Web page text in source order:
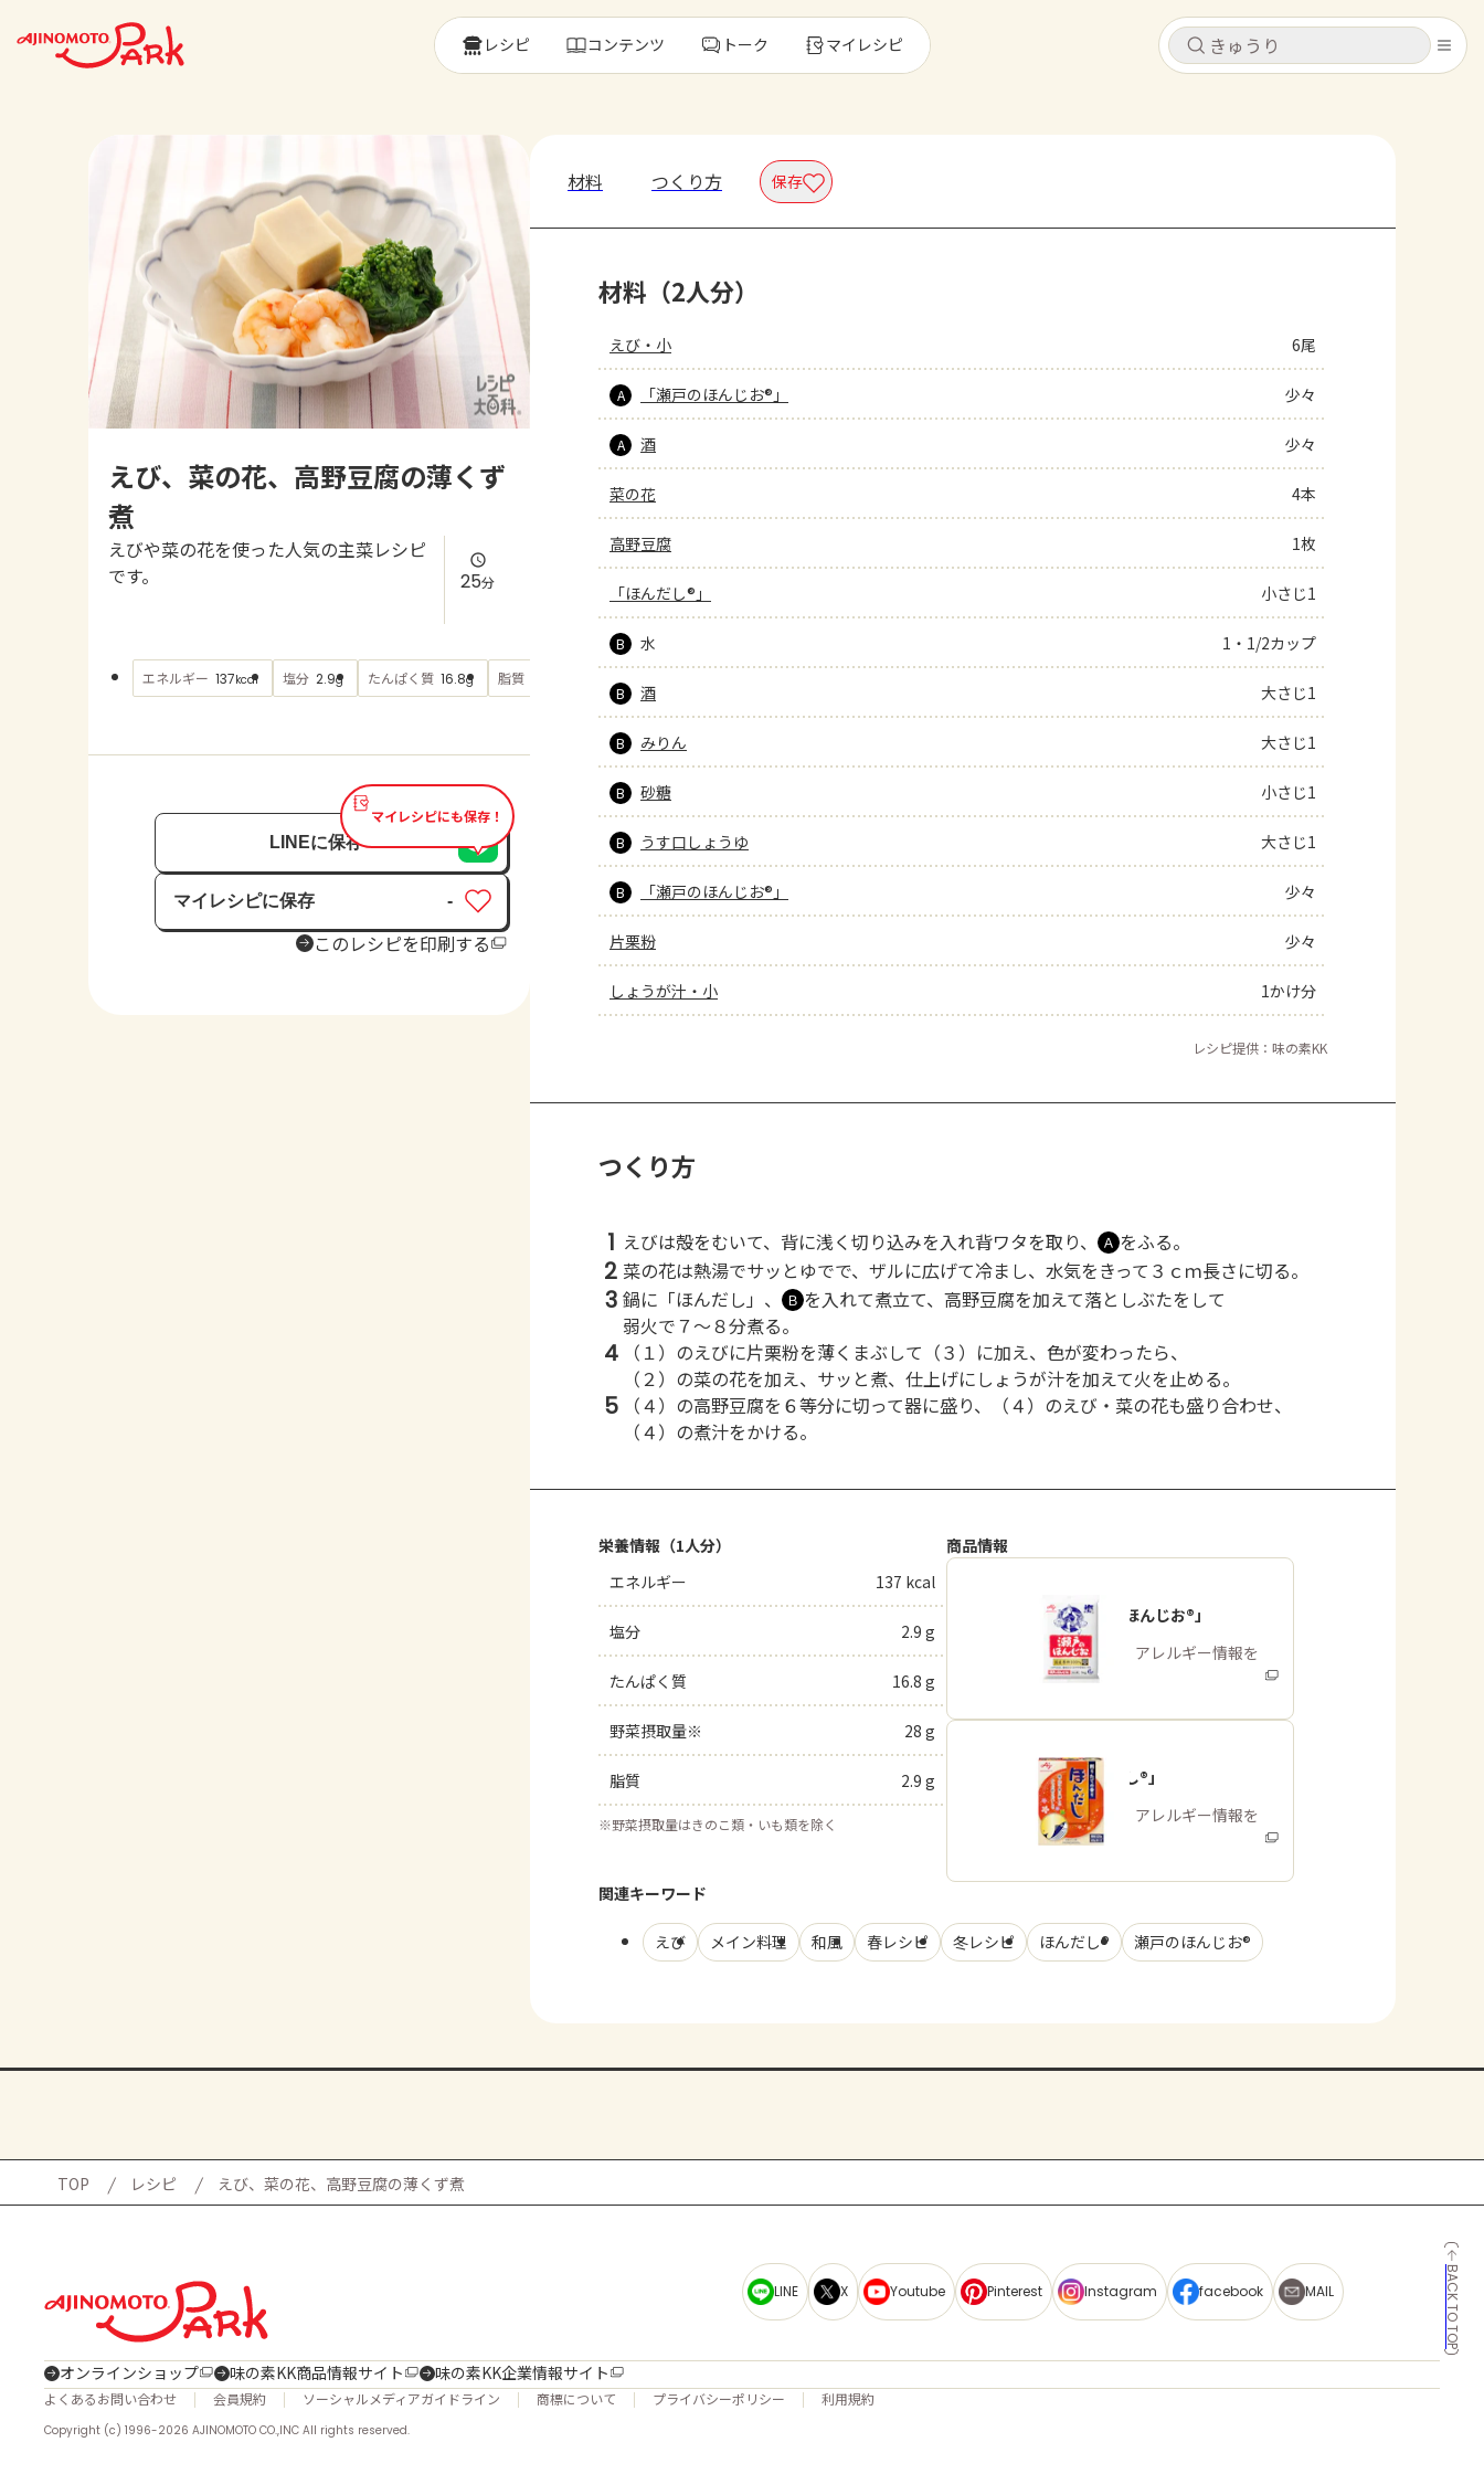
キャンセル
レシピ
トーク
よくあるお問い合わせ
AJINOMOTO PARK とは
キャンセル
レシピ コンテンツ トーク マイレシピ
えび、菜の花、高野豆腐の薄くず
煮
えびや菜の花を使った人気の主菜レシピ
です。
25分
エネルギー 137kcal 塩分 2.9g たんぱく質 16.8g 脂質 もっと見る
マイレシピにも保存！
LINEに保存
マイレシピに保存
保存済み
-
このレシピを印刷する
材料 つくり方 保存
材料（2人分）
えび・小 6尾
A 「瀬戸のほんじお®」 少々
A 酒 少々
菜の花 4本
高野豆腐 1枚
「ほんだし®」 小さじ1
B 水 1・1/2カップ
B 酒 大さじ1
B みりん 大さじ1
B 砂糖 小さじ1
B うす口しょうゆ 大さじ1
B 「瀬戸のほんじお®」 少々
片栗粉 少々
しょうが汁・小 1かけ分
レシピ提供：味の素KK
つくり方
1 えびは殻をむいて、背に浅く切り込みを入れ背ワタを取り、 Ａ をふる。
2 菜の花は熱湯でサッとゆでで、ザルに広げて冷まし、水気をきって３ｃｍ長さに切る。
3 鍋に「ほんだし」、 Ｂ を入れて煮立て、高野豆腐を加えて落としぶたをして
弱火で７～８分煮る。
4
（１）のえびに片栗粉を薄くまぶして（３）に加え、色が変わったら、
（２）の菜の花を加え、サッと煮、仕上げにしょうが汁を加えて火を止める。
5
（４）の高野豆腐を６等分に切って器に盛り、（４）のえび・菜の花も盛り合わせ、
（４）の煮汁をかける。
栄養情報（1人分）
エネルギー
137 kcal
塩分 2.9 g
たんぱく質 16.8 g
野菜摂取量※ 28 g
脂質 2.9 g
※野菜摂取量はきのこ類・いも類を除く
商品情報
「瀬戸のほんじお®」
商品・アレルギー情報を
みる
「ほんだし®」
商品・アレルギー情報を
みる
関連キーワード
えび メイン料理 和風 春レシピ 冬レシピ ほんだし® 瀬戸のほんじお®
TOP レシピ えび、菜の花、高野豆腐の薄くず煮
BACK TO TOP
LINE X Youtube Pinterest Instagram facebook MAIL
オンラインショップ 味の素KK商品情報サイト 味の素KK企業情報サイト
よくあるお問い合わせ 会員規約 ソーシャルメディアガイドライン 商標について プライバシーポリシー 利用規約
Copyright (c) 1996-2026 AJINOMOTO CO.,INC All rights reserved.